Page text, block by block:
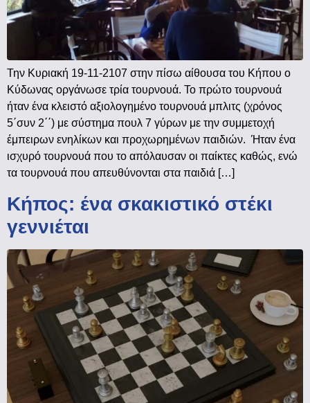
Την Κυριακή 19-11-2107 στην πίσω αίθουσα του Κήπου ο
Κύδωνας οργάνωσε τρία τουρνουά. Το πρώτο τουρνουά
ήταν ένα κλειστό αξιολογημένο τουρνουά μπλιτς (χρόνος
5΄συν 2΄΄) με σύστημα πουλ 7 γύρων με την συμμετοχή
έμπειρων ενηλίκων και προχωρημένων παιδιών. Ήταν ένα
ισχυρό τουρνουά που το απόλαυσαν οι παίκτες καθώς, ενώ
τα τουρνουά που απευθύνονται στα παιδιά […]
Κήπος: ένα σκακιστικό στέκι
γεννιέται